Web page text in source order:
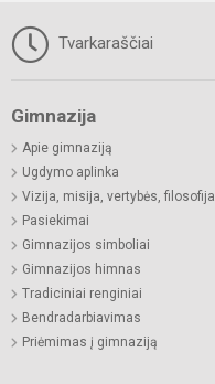
Tvarkaraščiai
Gimnazija
Apie gimnaziją
Ugdymo aplinka
Vizija, misija, vertybės, filosofija
Pasiekimai
Gimnazijos simboliai
Gimnazijos himnas
Tradiciniai renginiai
Bendradarbiavimas
Priėmimas į gimnaziją